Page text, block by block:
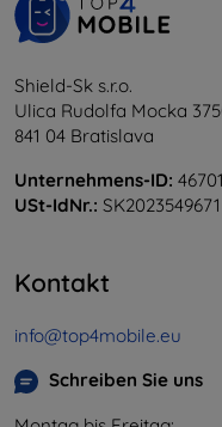
Shield-Sk s.r.o.
Ulica Rudolfa Mocka
841 04 Bratislava
Unternehmens-ID:
USt-IdNr.: SK2023549671
Kontakt
info@top4mobile.eu
Schreiben Sie uns